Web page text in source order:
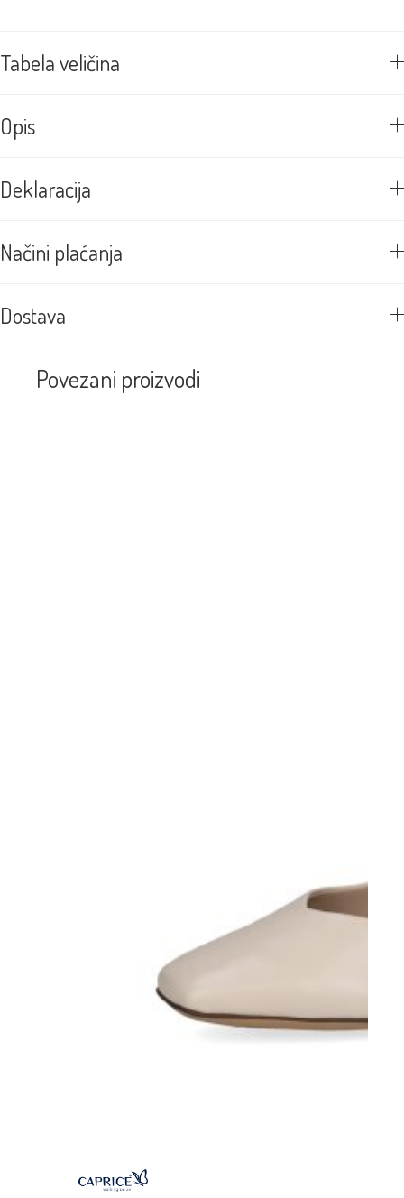
Tabela veličina
Opis
Deklaracija
Načini plaćanja
Dostava
Povezani proizvodi